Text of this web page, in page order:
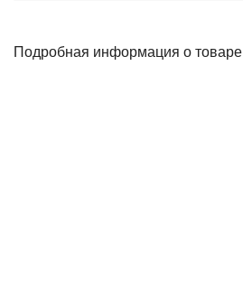
Подробная информация о товаре